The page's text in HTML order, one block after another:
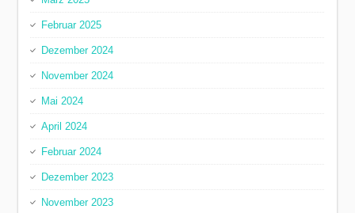
Februar 2025
Dezember 2024
November 2024
Mai 2024
April 2024
Februar 2024
Dezember 2023
November 2023